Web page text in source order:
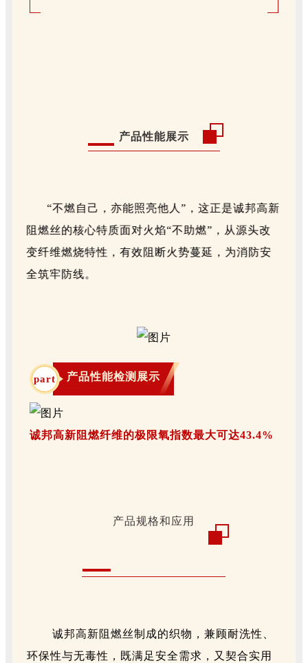
产品性能展示
“不燃自己，亦能照亮他人”，这正是诚邦高新
阻燃丝的核心特质面对火焰“不助燃”， 从源头改
变纤维燃烧特性，有效阻断火势蔓延，为消防安
全筑牢防线。
part 产品性能检测展示
诚邦高新阻燃纤维的极限氧指数最大可达43.4%
产品规格和应用
诚邦高新阻燃丝制成的织物，兼顾耐洗性、
环保性与无毒性，既满足安全需求，又契合实用